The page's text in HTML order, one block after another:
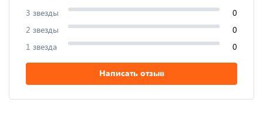
3 звезды
0
2 звезды
0
1 звезда
0
Написать отзыв